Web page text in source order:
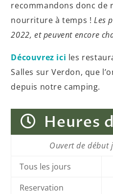
recommandons donc de
nourriture à temps !Les
2022, et peuvent encore
Découvrez ici les
Salles sur Verdon, que
depuis notre camping.
Heures
Ouvert de
Tous les jours
Reservation